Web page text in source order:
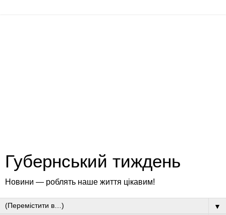
Губернський тиждень
Новини — роблять наше життя цікавим!
▼